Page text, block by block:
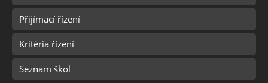
Přijímací řízení
Kritéria řízení
Seznam škol